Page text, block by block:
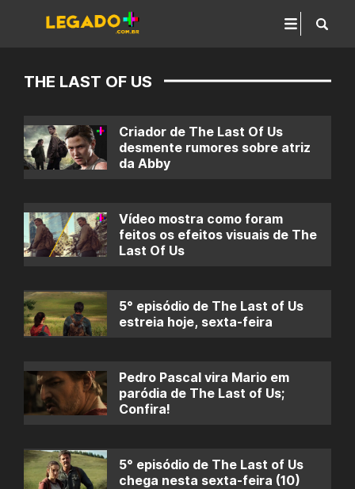
THE LAST OF US
Criador de The Last Of Us
desmente rumores sobre atriz
da Abby
Vídeo mostra como foram
feitos os efeitos visuais de The
Last Of Us
5° episódio de The Last of Us
estreia hoje, sexta-feira
Pedro Pascal vira Mario em
paródia de The Last of Us;
Confira!
5° episódio de The Last of Us
chega nesta sexta-feira (10)